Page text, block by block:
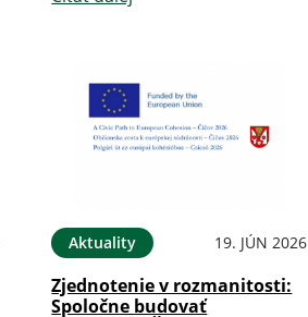
Aktuality 19. JÚN 2026
Zjednotenie v rozmanitosti:
Spoločne budovať